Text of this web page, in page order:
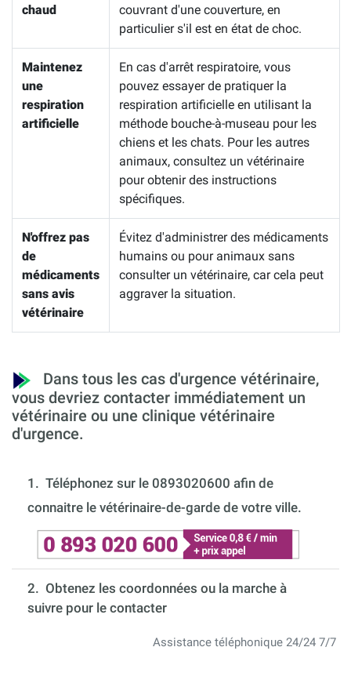
chaud
couvrant d'une couverture, en
particulier s'il est en état de choc.
Maintenez
une
respiration
artificielle
En cas d'arrêt respiratoire, vous
pouvez essayer de pratiquer la
respiration artificielle en utilisant la
méthode bouche-à-museau pour les
chiens et les chats. Pour les autres
animaux, consultez un vétérinaire
pour obtenir des instructions
spécifiques.
N'offrez pas
de
médicaments
sans avis
vétérinaire
Évitez d'administrer des médicaments
humains ou pour animaux sans
consulter un vétérinaire, car cela peut
aggraver la situation.
Dans tous les cas d'urgence vétérinaire,
vous devriez contacter immédiatement un
vétérinaire ou une clinique vétérinaire
d'urgence.
1. Téléphonez sur le 0893020600 afin de
connaitre le vétérinaire-de-garde de votre ville.
2. Obtenez les coordonnées ou la marche à
suivre pour le contacter
Assistance téléphonique 24/24 7/7